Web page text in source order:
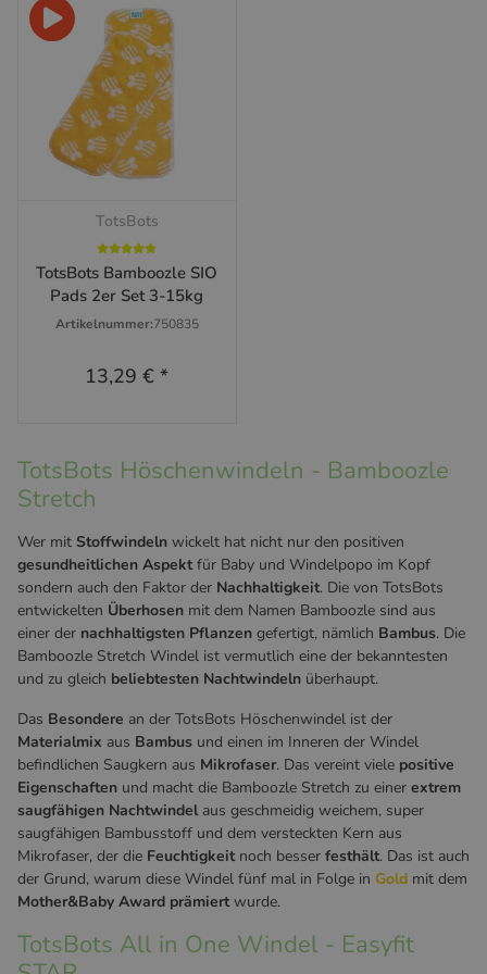
TotsBots
TotsBots Bamboozle SIO
Pads 2er Set 3-15kg
Artikelnummer:750835
13,29 €*
TotsBots Höschenwindeln - Bamboozle
Stretch
Wer mit Stoffwindeln wickelt hat nicht nur den positiven
gesundheitlichen Aspektfür Baby und Windelpopo im Kopf
sondern auch den Faktor der Nachhaltigkeit. Die von TotsBots
entwickelten Überhosen mit dem Namen Bamboozle sind aus
einer der nachhaltigsten Pflanzen gefertigt, nämlich Bambus. Die
Bamboozle Stretch Windel ist vermutlich eine der bekanntesten
und zu gleich beliebtesten Nachtwindeln überhaupt.
Das Besondere an der TotsBots Höschenwindel ist der
Materialmix aus Bambus und einen im Inneren der Windel
befindlichen Saugkern aus Mikrofaser. Das vereint viele positive
Eigenschaften und macht die Bamboozle Stretch zu einer extrem
saugfähigen Nachtwindelaus geschmeidig weichem, super
saugfähigen Bambusstoff und dem versteckten Kern aus
Mikrofaser, der die Feuchtigkeit noch besser festhält. Das ist auch
der Grund, warum diese Windel fünf mal in Folge in Gold mit dem
Mother&Baby Award prämiertwurde.
TotsBots All in One Windel - Easyfit